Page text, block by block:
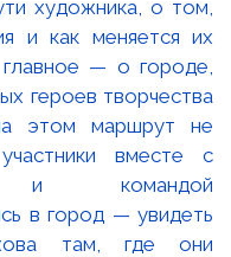
художника, о том,
и как меняется их
— о городе,
героев творчества
этом маршрут не
вместе с
и командой
в город — увидеть
там, где они